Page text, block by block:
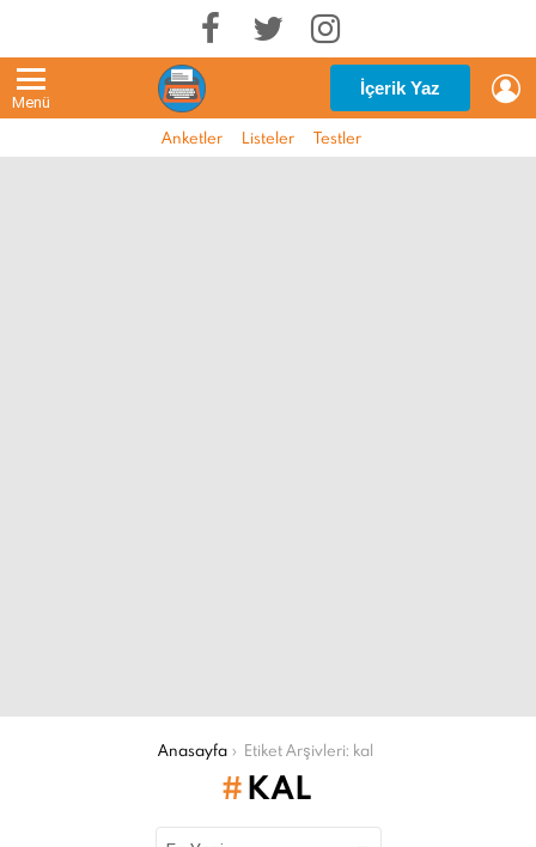
Menü
İçerik Yaz
Anketler Listeler Testler
Anasayfa Etiket Arşivleri: kal
KAL